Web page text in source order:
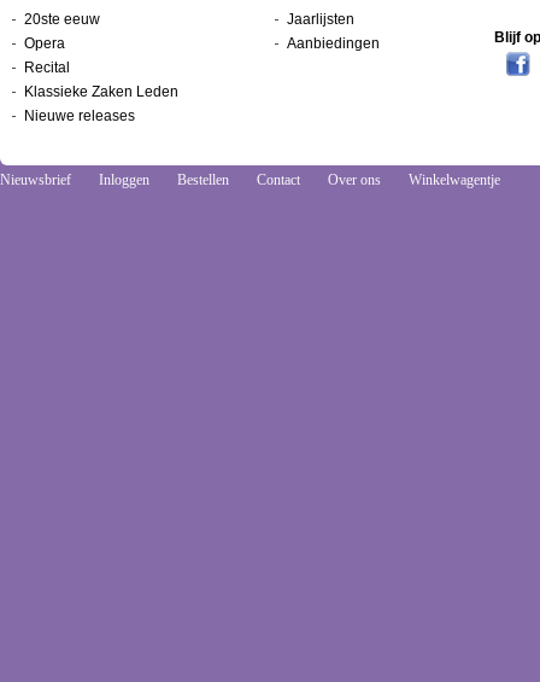
20ste eeuw
Opera
Recital
Klassieke Zaken Leden
Nieuwe releases
Jaarlijsten
Aanbiedingen
Blijf
Nieuwsbrief Inloggen Bestellen Contact Over ons Winkelwagentje